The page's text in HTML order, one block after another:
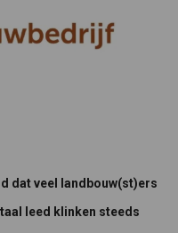
dat veel landbouw(st)ers
leed klinken steeds